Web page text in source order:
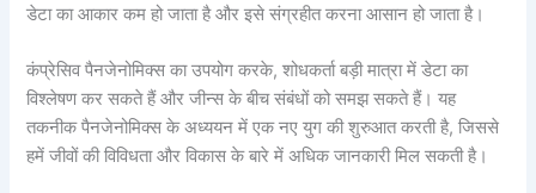
डेटा का आकार कम हो जाता है और इसे संग्रहीत करना आसान हो जाता है।
कंप्रेसिव पैनजेनोमिक्स का उपयोग करके, शोधकर्ता बड़ी मात्रा में डेटा का
विश्लेषण कर सकते हैं और जीन्स के बीच संबंधों को समझ सकते हैं। यह
तकनीक पैनजेनोमिक्स के अध्ययन में एक नए युग की शुरुआत करती है, जिससे
हमें जीवों की विविधता और विकास के बारे में अधिक जानकारी मिल सकती है।